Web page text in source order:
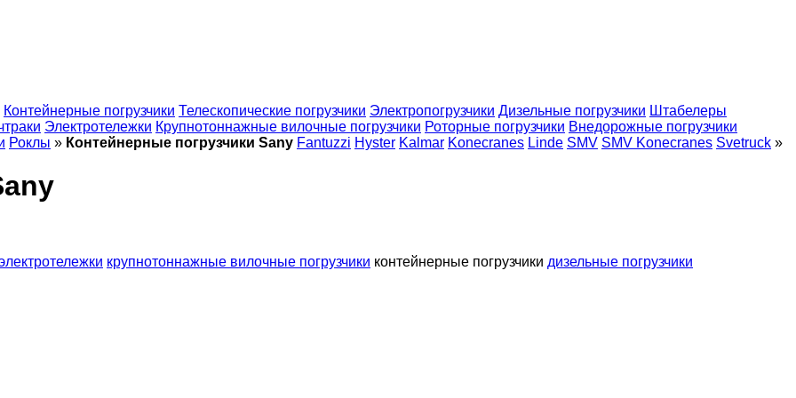
Контейнерные погрузчики Телескопические погрузчики Электропогрузчики Дизельные погрузчики Штабелеры
Электротележки Крупнотоннажные вилочные погрузчики Роторные погрузчики Внедорожные погрузчики
Роклы » Контейнерные погрузчики Sany Fantuzzi Hyster Kalmar Konecranes Linde SMV SMV Konecranes Svetruck »
крупнотоннажные вилочные погрузчики контейнерные погрузчики дизельные погрузчики